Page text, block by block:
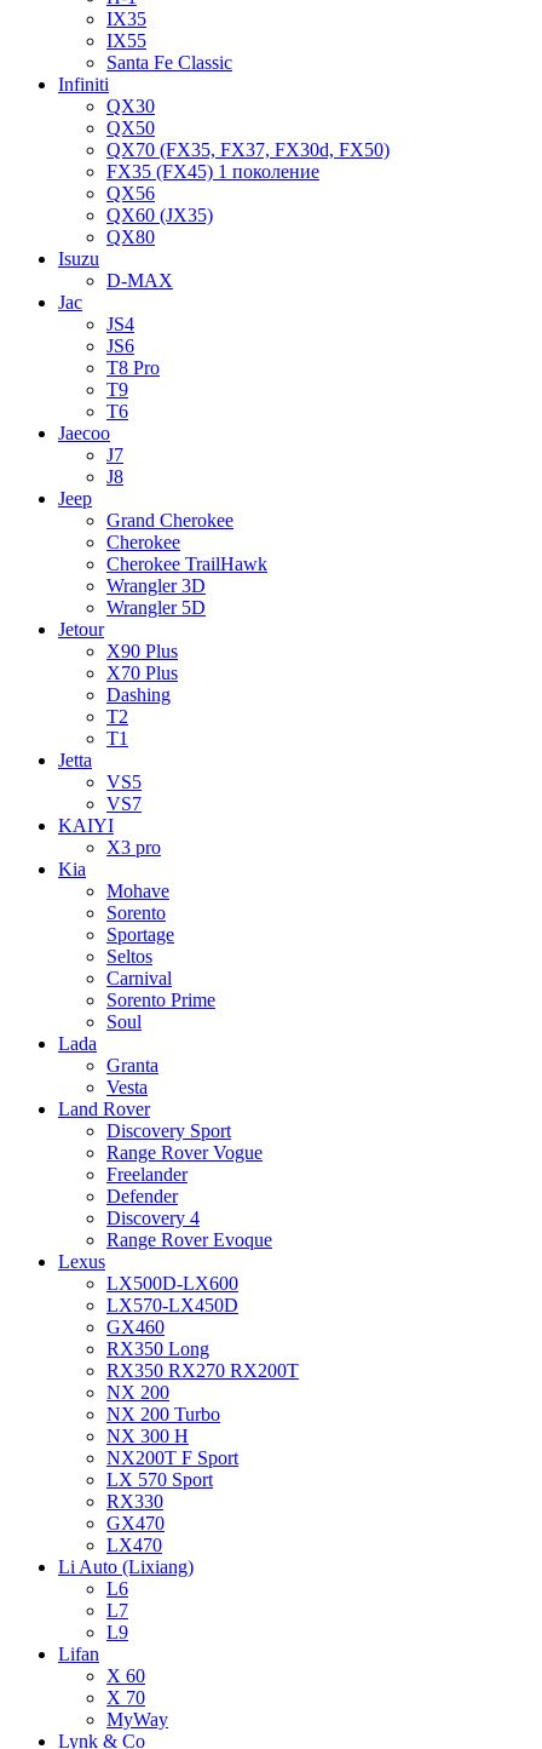
IX35
IX55
Santa Fe Classic
Infiniti
QX30
QX50
QX70 (FX35, FX37, FX30d, FX50)
FX35 (FX45) 1 поколение
QX56
QX60 (JX35)
QX80
Isuzu
D-MAX
Jac
JS4
JS6
T8 Pro
T9
T6
Jaecoo
J7
J8
Jeep
Grand Cherokee
Cherokee
Cherokee TrailHawk
Wrangler 3D
Wrangler 5D
Jetour
X90 Plus
X70 Plus
Dashing
T2
T1
Jetta
VS5
VS7
KAIYI
X3 pro
Kia
Mohave
Sorento
Sportage
Seltos
Carnival
Sorento Prime
Soul
Lada
Granta
Vesta
Land Rover
Discovery Sport
Range Rover Vogue
Freelander
Defender
Discovery 4
Range Rover Evoque
Lexus
LX500D-LX600
LX570-LX450D
GX460
RX350 Long
RX350 RX270 RX200T
NX 200
NX 200 Turbo
NX 300 H
NX200T F Sport
LX 570 Sport
RX330
GX470
LX470
Li Auto (Lixiang)
L6
L7
L9
Lifan
X 60
X 70
MyWay
Lynk & Co